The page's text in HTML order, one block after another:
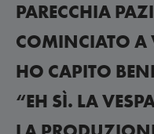
PARECCHIA
COMINCIATO A
HO CAPITO
“EH SÌ. LA